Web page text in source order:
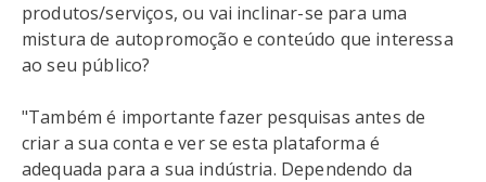
produtos/serviços, ou vai inclinar-se para uma
mistura de autopromoção e conteúdo que interessa
ao seu público?
"Também é importante fazer pesquisas antes de
criar a sua conta e ver se esta plataforma é
adequada para a sua indústria. Dependendo da